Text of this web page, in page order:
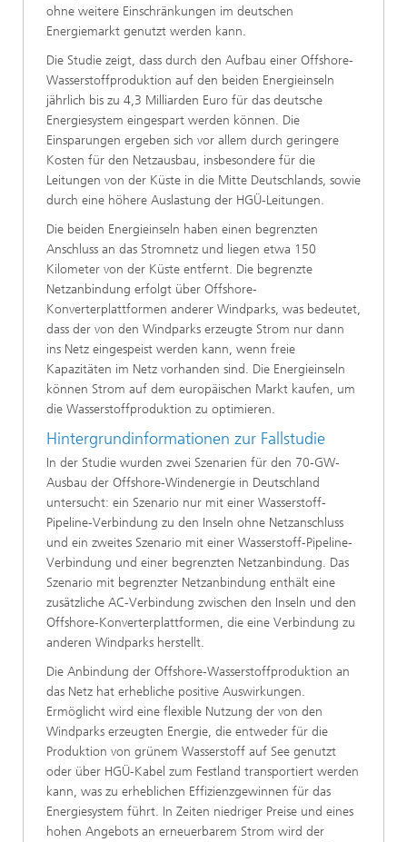
ohne weitere Einschränkungen im deutschen
Energiemarkt genutzt werden kann.
Die Studie zeigt, dass durch den Aufbau einer Offshore-
Wasserstoffproduktion auf den beiden Energieinseln
jährlich bis zu 4,3 Milliarden Euro für das deutsche
Energiesystem eingespart werden können. Die
Einsparungen ergeben sich vor allem durch geringere
Kosten für den Netzausbau, insbesondere für die
Leitungen von der Küste in die Mitte Deutschlands, sowie
durch eine höhere Auslastung der HGÜ-Leitungen.
Die beiden Energieinseln haben einen begrenzten
Anschluss an das Stromnetz und liegen etwa 150
Kilometer von der Küste entfernt. Die begrenzte
Netzanbindung erfolgt über Offshore-
Konverterplattformen anderer Windparks, was bedeutet,
dass der von den Windparks erzeugte Strom nur dann
ins Netz eingespeist werden kann, wenn freie
Kapazitäten im Netz vorhanden sind. Die Energieinseln
können Strom auf dem europäischen Markt kaufen, um
die Wasserstoffproduktion zu optimieren.
Hintergrundinformationen zur Fallstudie
In der Studie wurden zwei Szenarien für den 70-GW-
Ausbau der Offshore-Windenergie in Deutschland
untersucht: ein Szenario nur mit einer Wasserstoff-
Pipeline-Verbindung zu den Inseln ohne Netzanschluss
und ein zweites Szenario mit einer Wasserstoff-Pipeline-
Verbindung und einer begrenzten Netzanbindung. Das
Szenario mit begrenzter Netzanbindung enthält eine
zusätzliche AC-Verbindung zwischen den Inseln und den
Offshore-Konverterplattformen, die eine Verbindung zu
anderen Windparks herstellt.
Die Anbindung der Offshore-Wasserstoffproduktion an
das Netz hat erhebliche positive Auswirkungen.
Ermöglicht wird eine flexible Nutzung der von den
Windparks erzeugten Energie, die entweder für die
Produktion von grünem Wasserstoff auf See genutzt
oder über HGÜ-Kabel zum Festland transportiert werden
kann, was zu erheblichen Effizienzgewinnen für das
Energiesystem führt. In Zeiten niedriger Preise und eines
hohen Angebots an erneuerbarem Strom wird der